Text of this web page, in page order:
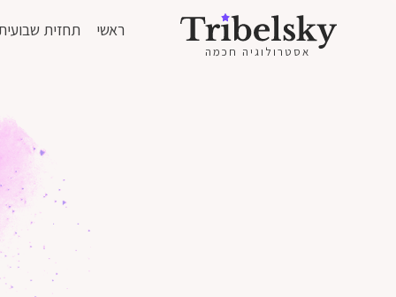
אסטרולוגיה חכמה
ראשי תחזית